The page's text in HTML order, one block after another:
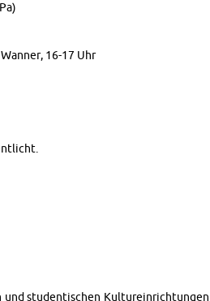
16-17 Uhr
stu­den­ti­schen